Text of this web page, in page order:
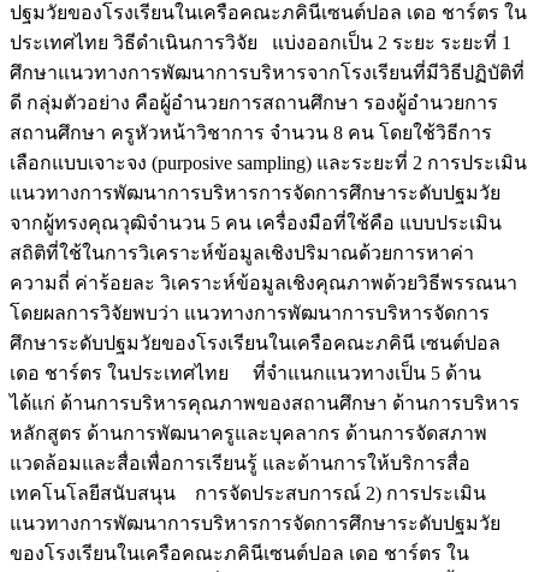
ปฐมวัยของโรงเรียนในเครือคณะภคินีเซนต์ปอล เดอ ชาร์ตร ใน
ประเทศไทย วิธีดำเนินการวิจัย แบ่งออกเป็น 2 ระยะ ระยะที่ 1
ศึกษาแนวทางการพัฒนาการบริหารจากโรงเรียนที่มีวิธีปฏิบัติที่
ดี กลุ่มตัวอย่าง คือผู้อำนวยการสถานศึกษา รองผู้อำนวยการ
สถานศึกษา ครูหัวหน้าวิชาการ จำนวน 8 คน โดยใช้วิธีการ
เลือกแบบเจาะจง (purposive sampling) และระยะที่ 2 การประเมิน
แนวทางการพัฒนาการบริหารการจัดการศึกษาระดับปฐมวัย
จากผู้ทรงคุณวุฒิจำนวน 5 คน เครื่องมือที่ใช้คือ แบบประเมิน
สถิติที่ใช้ในการวิเคราะห์ข้อมูลเชิงปริมาณด้วยการหาค่า
ความถี่ ค่าร้อยละ วิเคราะห์ข้อมูลเชิงคุณภาพด้วยวิธีพรรณนา
โดยผลการวิจัยพบว่า แนวทางการพัฒนาการบริหารจัดการ
ศึกษาระดับปฐมวัยของโรงเรียนในเครือคณะภคินี เซนต์ปอล
เดอ ชาร์ตร ในประเทศไทย ที่จำแนกแนวทางเป็น 5 ด้าน
ได้แก่ ด้านการบริหารคุณภาพของสถานศึกษา ด้านการบริหาร
หลักสูตร ด้านการพัฒนาครูและบุคลากร ด้านการจัดสภาพ
แวดล้อมและสื่อเพื่อการเรียนรู้ และด้านการให้บริการสื่อ
เทคโนโลยีสนับสนุน การจัดประสบการณ์ 2) การประเมิน
แนวทางการพัฒนาการบริหารการจัดการศึกษาระดับปฐมวัย
ของโรงเรียนในเครือคณะภคินีเซนต์ปอล เดอ ชาร์ตร ใน